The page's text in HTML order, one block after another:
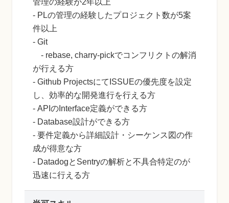
管理の経験が2年以上
- PLの管理の経験したプロジェクト数が5案
件以上
- Git
- rebase, charry-pickでコンフリクトの解消
が行える方
- Github ProjectsにてISSUEの優先度を設定
し、効率的な開発進行を行える方
- APIのInterface定義ができる方
- Database設計ができる方
- 要件定義から詳細設計・シーケンス図の作
成が得意な方
- DatadogとSentryの解析と不具合特定のが
迅速に行える方